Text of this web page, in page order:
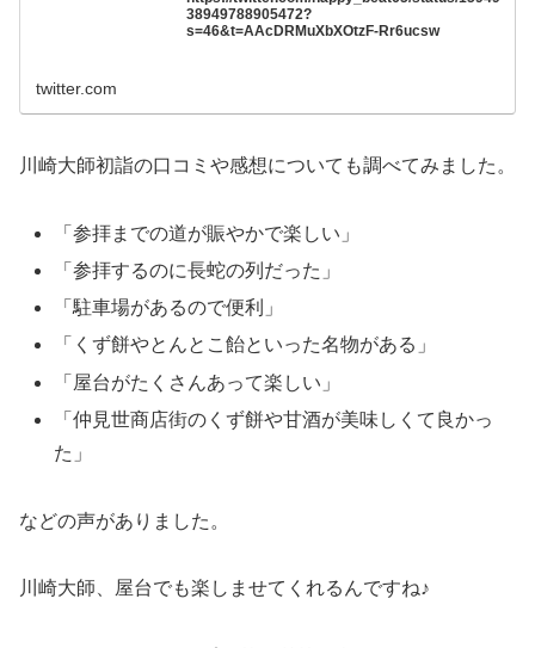
38949788905472?
s=46&t=AAcDRMuXbXOtzF-Rr6ucsw
twitter.com
川崎大師初詣の口コミや感想についても調べてみました。
「参拝までの道が賑やかで楽しい」
「参拝するのに長蛇の列だった」
「駐車場があるので便利」
「くず餅やとんとこ飴といった名物がある」
「屋台がたくさんあって楽しい」
「仲見世商店街のくず餅や甘酒が美味しくて良かっ
た」
などの声がありました。
川崎大師、屋台でも楽しませてくれるんですね♪